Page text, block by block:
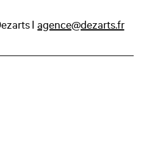
Iagence@dezarts.fr